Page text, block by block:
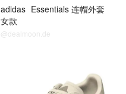
adidas Essentials 连帽外套
女款
@dealmoon.de